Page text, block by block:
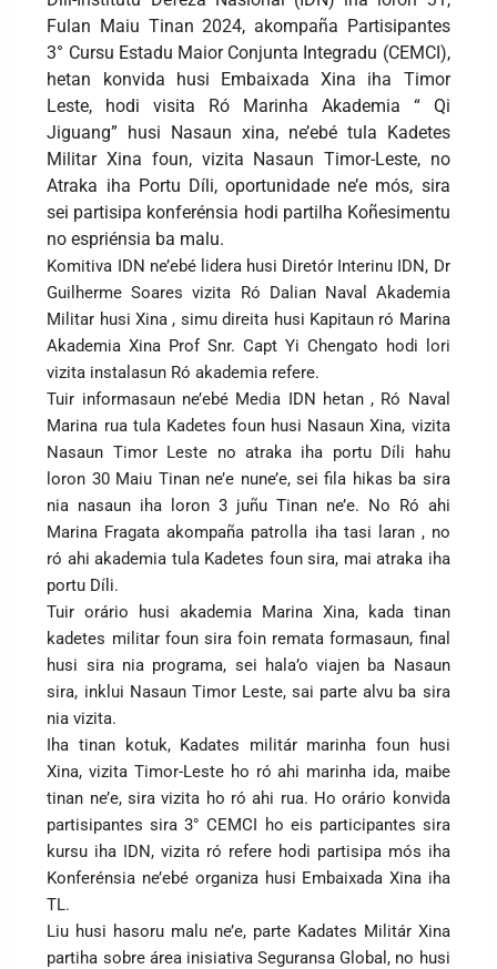
Fulan Maiu Tinan 2024, akompaña Partisipantes
3° Cursu Estadu Maior Conjunta Integradu (CEMCI),
hetan konvida husi Embaixada Xina iha Timor
Leste, hodi visita Ró Marinha Akademia “ Qi
Jiguang” husi Nasaun xina, ne’ebé tula Kadetes
Militar Xina foun, vizita Nasaun Timor-Leste, no
Atraka iha Portu Díli, oportunidade ne’e mós, sira
sei partisipa konferénsia hodi partilha Koñesimentu
no espriénsia ba malu.
Komitiva IDN ne’ebé lidera husi Diretór Interinu IDN, Dr
Guilherme Soares vizita Ró Dalian Naval Akademia
Militar husi Xina , simu direita husi Kapitaun ró Marina
Akademia Xina Prof Snr. Capt Yi Chengato hodi lori
vizita instalasun Ró akademia refere.
Tuir informasaun ne’ebé Media IDN hetan , Ró Naval
Marina rua tula Kadetes foun husi Nasaun Xina, vizita
Nasaun Timor Leste no atraka iha portu Díli hahu
loron 30 Maiu Tinan ne’e nune’e, sei fila hikas ba sira
nia nasaun iha loron 3 juñu Tinan ne’e. No Ró ahi
Marina Fragata akompaña patrolla iha tasi laran , no
ró ahi akademia tula Kadetes foun sira, mai atraka iha
portu Díli.
Tuir orário husi akademia Marina Xina, kada tinan
kadetes militar foun sira foin remata formasaun, final
husi sira nia programa, sei hala’o viajen ba Nasaun
sira, inklui Nasaun Timor Leste, sai parte alvu ba sira
nia vizita.
Iha tinan kotuk, Kadates militár marinha foun husi
Xina, vizita Timor-Leste ho ró ahi marinha ida, maibe
tinan ne’e, sira vizita ho ró ahi rua. Ho orário konvida
partisipantes sira 3° CEMCI ho eis participantes sira
kursu iha IDN, vizita ró refere hodi partisipa mós iha
Konferénsia ne’ebé organiza husi Embaixada Xina iha
TL.
Liu husi hasoru malu ne’e, parte Kadates Militár Xina
partiha sobre área inisiativa Seguransa Global, no husi